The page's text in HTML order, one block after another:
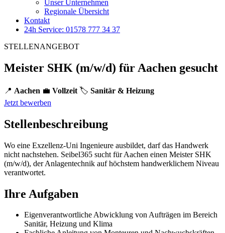
Unser Unternehmen
Regionale Übersicht
Kontakt
24h Service: 01578 777 34 37
STELLENANGEBOT
Meister SHK (m/w/d) für Aachen gesucht
📍 Aachen 💼 Vollzeit 🏷️ Sanitär & Heizung
Jetzt bewerben
Stellenbeschreibung
Wo eine Exzellenz-Uni Ingenieure ausbildet, darf das Handwerk
nicht nachstehen. Seibel365 sucht für Aachen einen Meister SHK
(m/w/d), der Anlagentechnik auf höchstem handwerklichem Niveau
verantwortet.
Ihre Aufgaben
Eigenverantwortliche Abwicklung von Aufträgen im Bereich
Sanitär, Heizung und Klima